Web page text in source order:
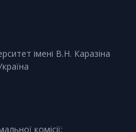
імені В.Н. Каразіна
комісії: